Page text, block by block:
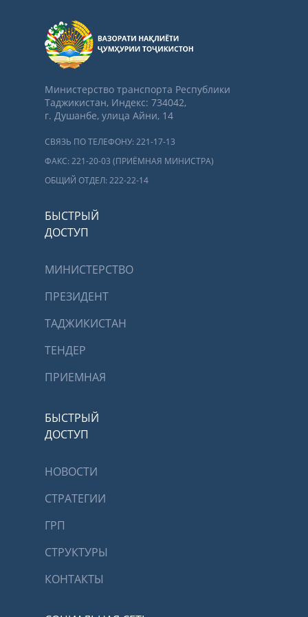
Министерство транспорта Республики
Таджикистан, Индекс: 734042,
г. Душанбе, улица Айни, 14
СВЯЗЬ ПО ТЕЛЕФОНУ: 221-17-13
ФАКС: 221-20-03 (ПРИЁМНАЯ МИНИСТРА)
ОБЩИЙ ОТДЕЛ: 222-22-14
БЫСТРЫЙ
ДОСТУП
МИНИСТЕРСТВО
ПРЕЗИДЕНТ
ТАДЖИКИСТАН
ТЕНДЕР
ПРИЕМНАЯ
БЫСТРЫЙ
ДОСТУП
НОВОСТИ
СТРАТЕГИИ
ГРП
СТРУКТУРЫ
КОНТАКТЫ